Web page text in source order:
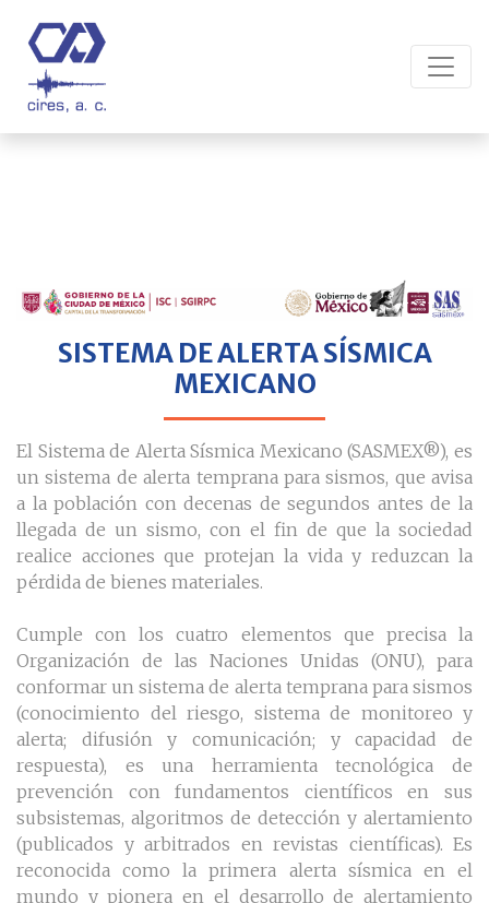
SISTEMA DE ALERTA SÍSMICA
MEXICANO
El Sistema de Alerta Sísmica Mexicano (SASMEX®), es
un sistema de alerta temprana para sismos, que avisa
a la población con decenas de segundos antes de la
llegada de un sismo, con el fin de que la sociedad
realice acciones que protejan la vida y reduzcan la
pérdida de bienes materiales.
Cumple con los cuatro elementos que precisa la
Organización de las Naciones Unidas (ONU), para
conformar un sistema de alerta temprana para sismos
(conocimiento del riesgo, sistema de monitoreo y
alerta; difusión y comunicación; y capacidad de
respuesta), es una herramienta tecnológica de
prevención con fundamentos científicos en sus
subsistemas, algoritmos de detección y alertamiento
(publicados y arbitrados en revistas científicas). Es
reconocida como la primera alerta sísmica en el
mundo y pionera en el desarrollo de alertamiento